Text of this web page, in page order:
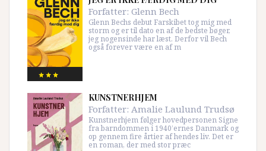
Forfatter: Glenn Bech
Glenn Bechs debut Farskibet tog mig med
storm og er til dato en af de bedste bøger,
jeg nogensinde har læst. Derfor vil Bech
også forever være en af m
KUNSTNERHJEM
Forfatter: Amalie Laulund Trudsø
Kunstnerhjem følger hovedpersonen Signe
fra barndommen i 1940’ernes Danmark og
op gennem fire årtier af hendes liv. Det er
en roman, der med stor præc